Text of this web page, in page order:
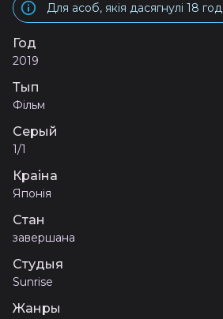
Для асоб, якія дасягнулі 18 год
Год
2019
Тып
Фільм
Серый
1/1
Краіна
Японія
Стан
завершана
Студыя
Sunrise
Жанры